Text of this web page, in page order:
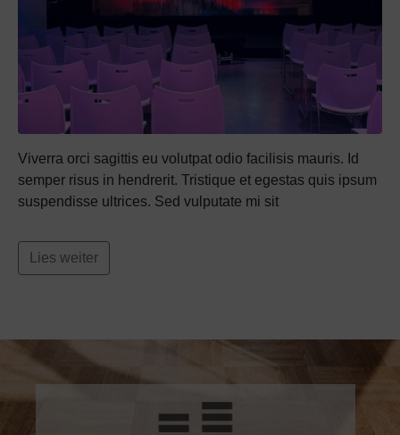
Viverra orci sagittis eu volutpat odio facilisis mauris. Id
semper risus in hendrerit. Tristique et egestas quis ipsum
suspendisse ultrices. Sed vulputate mi sit
Lies weiter